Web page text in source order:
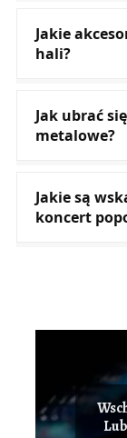
Jakie
hali?
Jak ubrać
metalowe?
Jakie są
koncert